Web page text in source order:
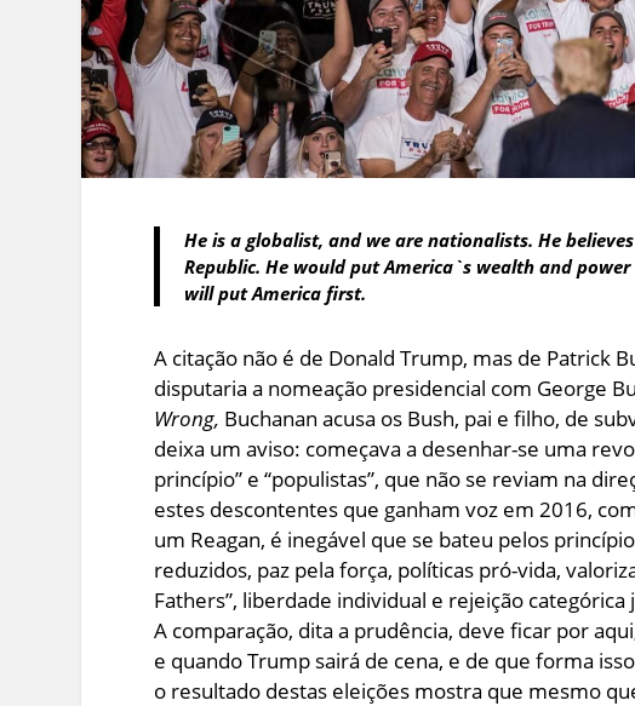
He is a globalist, and we are nationalists. He
Republic. He would put America`s wealth and
will put America first.
A citação não é de Donald Trump, mas de Patrick
disputaria a nomeação presidencial com George
Wrong, Buchanan acusa os Bush, pai e filho, de
deixa um aviso: começava a desenhar-se uma
princípio” e “populistas”, que não se reviam na
estes descontentes que ganham voz em 2016,
um Reagan, é inegável que se bateu pelos
reduzidos, paz pela força, políticas pró-vida,
Fathers”, liberdade individual e rejeição
A comparação, dita a prudência, deve ficar por
e quando Trump sairá de cena, e de que forma
o resultado destas eleições mostra que mesmo